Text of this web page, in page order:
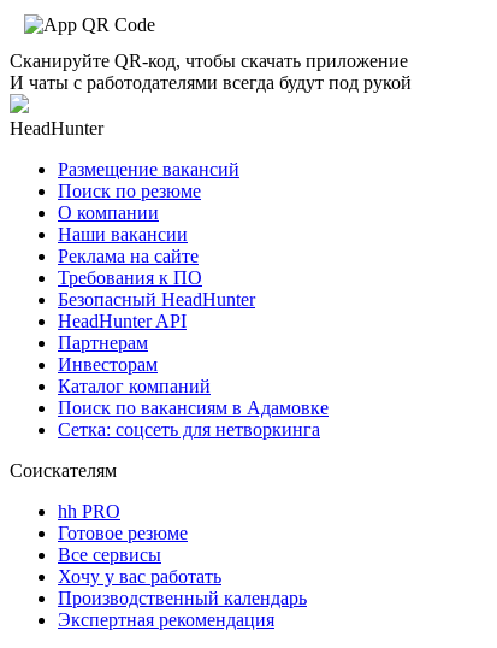
Сканируйте QR-код, чтобы скачать приложение
И чаты с работодателями всегда будут под рукой
HeadHunter
Размещение вакансий
Поиск по резюме
О компании
Наши вакансии
Реклама на сайте
Требования к ПО
Безопасный HeadHunter
HeadHunter API
Партнерам
Инвесторам
Каталог компаний
Поиск по вакансиям в Адамовке
Сетка: соцсеть для нетворкинга
Соискателям
hh PRO
Готовое резюме
Все сервисы
Хочу у вас работать
Производственный календарь
Экспертная рекомендация